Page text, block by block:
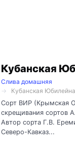
Кубанская
Слива домашняя
Кубанская
Сорт ВИР (Крымская
скрещивания сортов
Автор сорта Г.В.
Северо-Кавказ...